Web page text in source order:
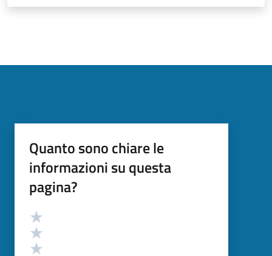
Quanto sono chiare le
informazioni su questa
pagina?
Valutazione